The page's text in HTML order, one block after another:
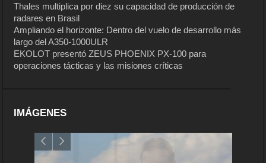
Thales multiplica por diez su capacidad de producción de
radares en Brasil
Ampliando el horizonte: Dentro del vuelo de desarrollo más
largo del A350-1000ULR
EKOLOT presentó ZEUS PHOENIX PX-100 para
operaciones tácticas y las misiones críticas
IMÁGENES